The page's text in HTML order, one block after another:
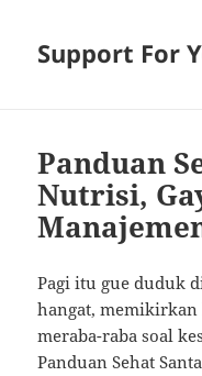
Support For
Panduan
Nutrisi,
Pagi itu gue duduk
hangat,
meraba-raba soal
Panduan Sehat